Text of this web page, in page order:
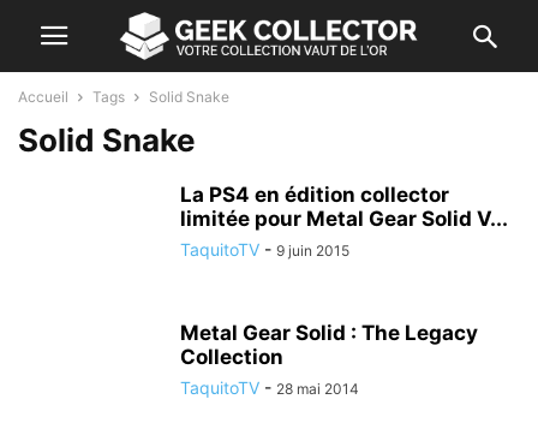
Accueil Tags Solid Snake
Solid Snake
La PS4 en édition collector
limitée pour Metal Gear Solid V...
TaquitoTV - 9 juin 2015
Metal Gear Solid : The Legacy
Collection
TaquitoTV - 28 mai 2014